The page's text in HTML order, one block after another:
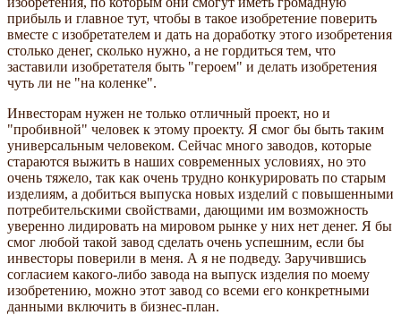
прибыль и главное тут, чтобы в такое изобретение поверить
вместе с изобретателем и дать на доработку этого изобретения
столько денег, сколько нужно, а не гордиться тем, что
заставили изобретателя быть "героем" и делать изобретения
чуть ли не "на коленке".
Инвесторам нужен не только отличный проект, но и
"пробивной" человек к этому проекту. Я смог бы быть таким
универсальным человеком. Сейчас много заводов, которые
стараются выжить в наших современных условиях, но это
очень тяжело, так как очень трудно конкурировать по старым
изделиям, а добиться выпуска новых изделий с повышенными
потребительскими свойствами, дающими им возможность
уверенно лидировать на мировом рынке у них нет денег. Я бы
смог любой такой завод сделать очень успешним, если бы
инвесторы поверили в меня. А я не подведу. Заручившись
согласием какого-либо завода на выпуск изделия по моему
изобретению, можно этот завод со всеми его конкретными
данными включить в бизнес-план.